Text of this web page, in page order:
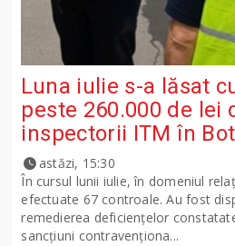
Luna iulie s-a lăsat
peste 260.000 de lei
inspectorii ITM în
astăzi, 15:30
În cursul lunii iulie, în domeniul
efectuate 67 controale. Au fost
remedierea deficiențelor
sancţiuni contravenționa...